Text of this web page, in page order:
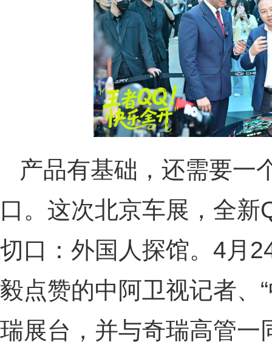
产品有基础，还需要一
口。这次北京车展，全
切口：外国人探馆。4月
毅点赞的中阿卫视记者、
瑞展台，并与奇瑞高管一